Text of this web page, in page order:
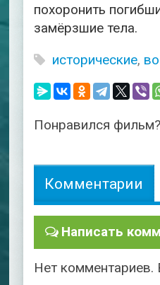
похоронить
замёрзшие тела.
исторические,
Понравился
Комментарии
Написать
Нет